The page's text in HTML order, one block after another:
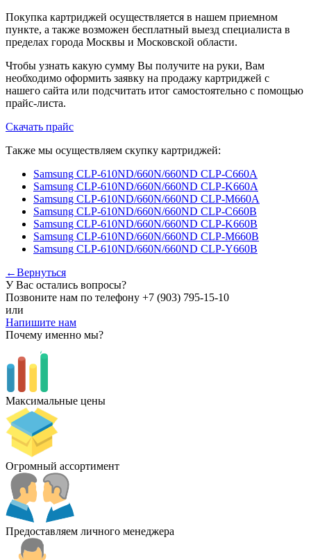
Покупка картриджей осуществляется в нашем приемном
пункте, а также возможен бесплатный выезд специалиста в
пределах города Москвы и Московской области.
Чтобы узнать какую сумму Вы получите на руки, Вам
необходимо оформить заявку на продажу картриджей с
нашего сайта или подсчитать итог самостоятельно с помощью
прайс-листа.
Скачать прайс
Также мы осуществляем скупку картриджей:
Samsung CLP-610ND/660N/660ND CLP-C660A
Samsung CLP-610ND/660N/660ND CLP-K660A
Samsung CLP-610ND/660N/660ND CLP-M660A
Samsung CLP-610ND/660N/660ND CLP-C660B
Samsung CLP-610ND/660N/660ND CLP-K660B
Samsung CLP-610ND/660N/660ND CLP-M660B
Samsung CLP-610ND/660N/660ND CLP-Y660B
←Вернуться
У Вас остались вопросы?
Позвоните нам по телефону +7 (903) 795-15-10
или
Напишите нам
Почему именно мы?
Максимальные цены
Огромный ассортимент
Предоставляем личного менеджера